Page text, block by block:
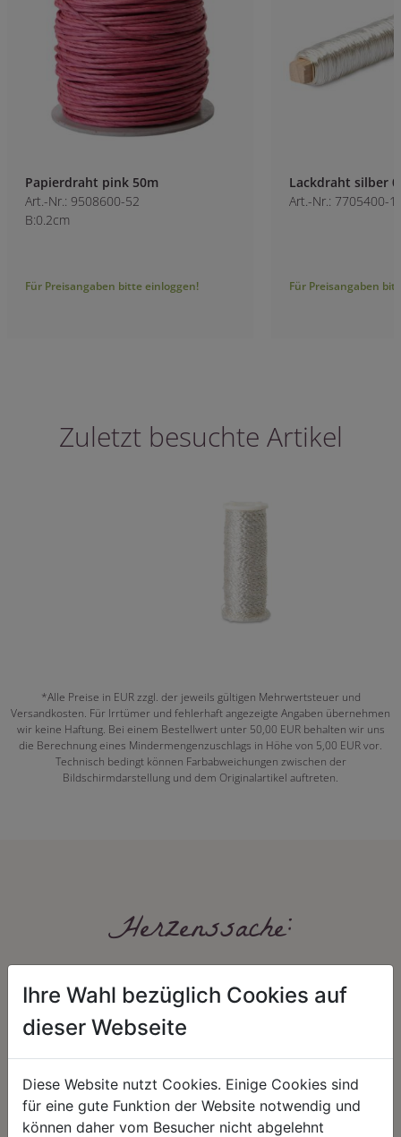
Papierdraht pink 50m
Art.-Nr.: 9508600-52
B:0.2cm
Für Preisangaben bitte einloggen!
Lackdraht silber
Art.-Nr.: 7705400-
Für Preisangaben
Zuletzt besuchte Artikel
*Alle Preise in EUR zzgl. der jeweils gültigen Mehrwertsteuer und
Versandkosten. Für Irrtümer und fehlerhaft angezeigte Angaben übernehmen
wir keine Haftung. Bei einem Bestellwert unter 50,00 EUR behalten wir uns
die Berechnung eines Mindermengenzuschlags in Höhe von 5,00 EUR vor.
Technisch bedingt können Farbabweichungen zwischen der
Bildschirmdarstellung und dem Originalartikel auftreten.
Herzenssache:
HARMONIE
Unser Sortiment steht für ein
FAIRNESS
Nicht immer ist der günstigste Preis
Ihre Wahl bezüglich Cookies auf
dieser Webseite
Diese Website nutzt Cookies. Einige Cookies sind
für eine gute Funktion der Website notwendig und
können daher vom Besucher nicht abgelehnt